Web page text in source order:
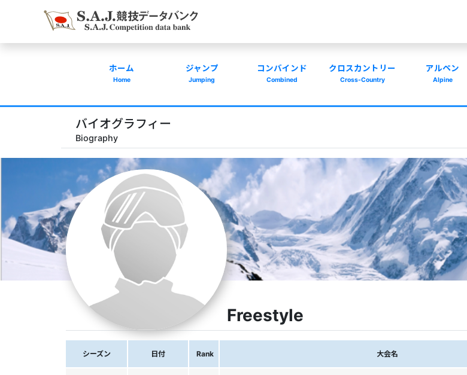
ホーム
Home
ジャンプ
Jumping
コンバインド
Combined
クロスカントリー
Cross-Country
アルペン
Alpine
バイオグラフィー
Biography
Freestyle
シーズン 日付 Rank 大会名